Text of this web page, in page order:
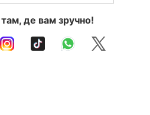
де вам зручно!